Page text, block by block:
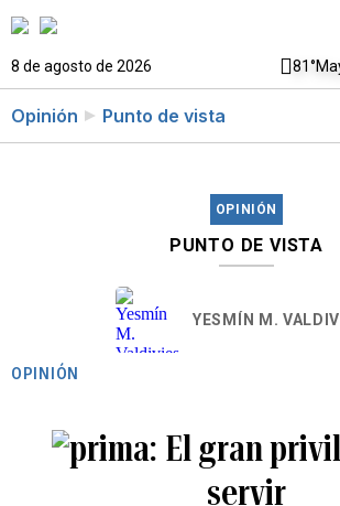
8 de agosto de 2026 81°
Opinión Punto de vista
OPINIÓN
PUNTO DE VISTA
YESMÍN M.
OPINIÓN
El gran
servir